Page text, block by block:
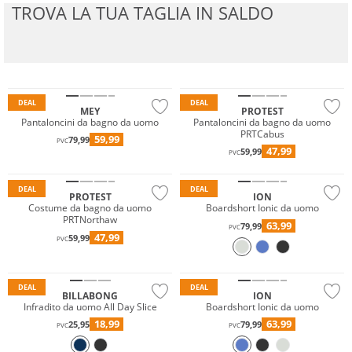
TROVA LA TUA TAGLIA IN SALDO
DEAL
MEY
Pantaloncini da bagno da uomo
PVC79,99 59,99
DEAL
PROTEST
Pantaloncini da bagno da uomo
PRTCabus
PVC59,99 47,99
DEAL
PROTEST
Costume da bagno da uomo
PRTNorthaw
PVC59,99 47,99
DEAL
ION
Boardshort Ionic da uomo
PVC79,99 63,99
DEAL
BILLABONG
Infradito da uomo All Day Slice
PVC25,95 18,99
DEAL
ION
Boardshort Ionic da uomo
PVC79,99 63,99